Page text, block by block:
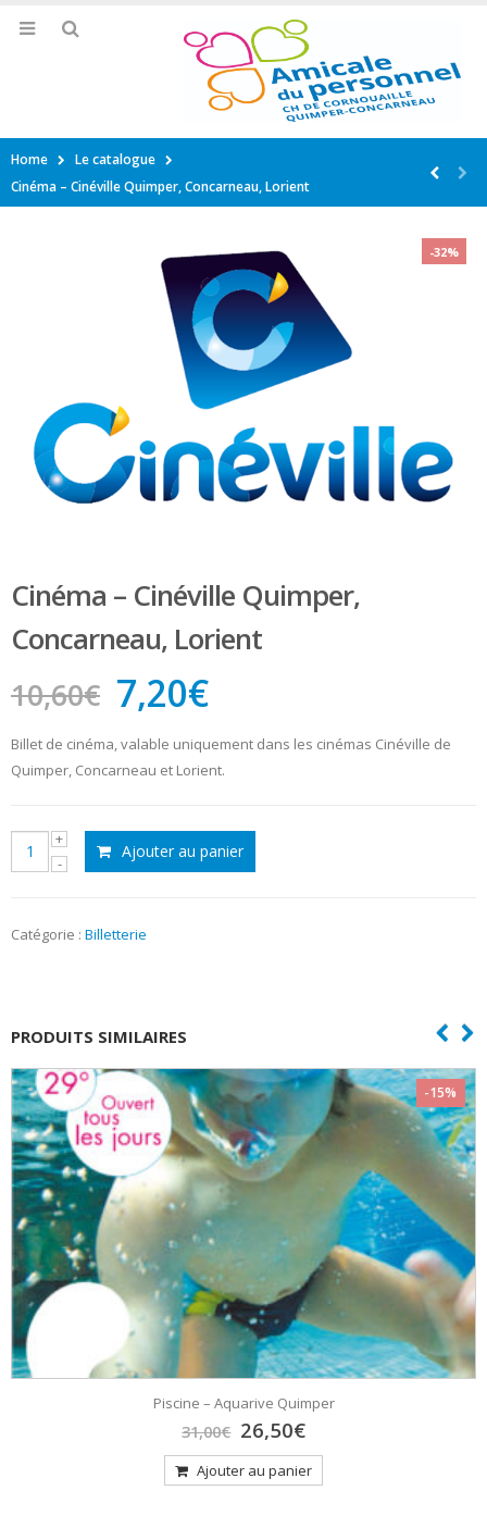
Home
Le catalogue
Cinéma – Cinéville Quimper, Concarneau, Lorient
-32%
Cinéma – Cinéville Quimper,
Concarneau, Lorient
10,60€ Le
prix
initial
10,60€.
7,20€Le
prix
actuel
7,20€.
Billet de cinéma, valable uniquement dans les cinémas Cinéville de
Quimper, Concarneau et Lorient.
quantité
Cinéville
Quimper,
Ajouter au panier
Catégorie : Billetterie
PRODUITS SIMILAIRES
-15%
Piscine – Aquarive Quimper
31,00€ Le
prix
initial
était :
26,50€Le
prix
actuel
est :
Ajouter au panier